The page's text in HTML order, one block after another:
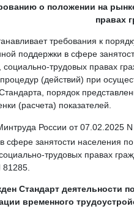
о положении на
правах
требования к
поддержки в сфере
трудовых правах
(действий) при
порядок
(расчета) показателей.
России от 07.02.2025
сфере занятости населения
трудовых правах
81285.
Стандарт деятельности
временного